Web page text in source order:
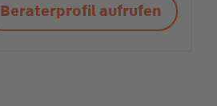
Beraterprofil aufrufen